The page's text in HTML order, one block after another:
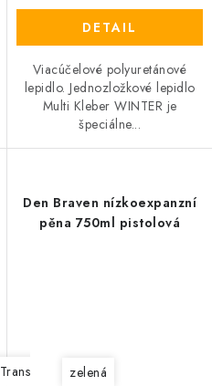
DETAIL
Viacúčelové polyuretánové
lepidlo. Jednozložkové lepidlo
Multi Kleber WINTER je
špeciálne...
Transparentní
Den Braven nízkoexpanzní
pěna 750ml pistolová
zelená